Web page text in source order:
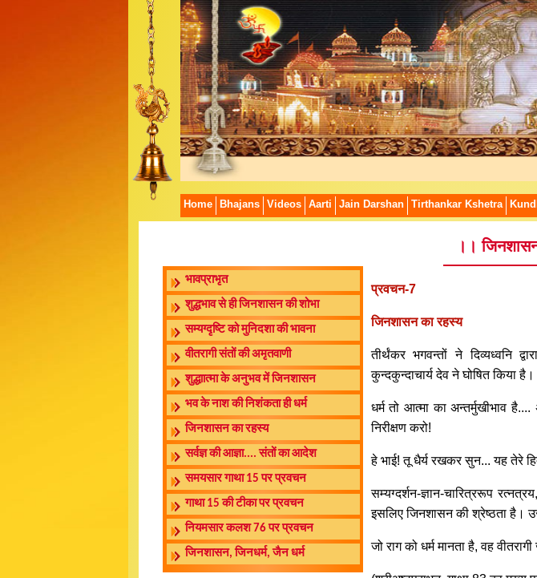
Home Bhajans Videos Aarti Jain Darshan Tirthankar Kshetra
।।
भावप्राभृत
शुद्धभाव से ही जिनशासन की शोभा
सम्यग्दृष्टि को मुनिदशा की भावना
वीतरागी संतों की अमृतवाणी
शुद्धाात्मा के अनुभव में जिनशासन
भव के नाश की निशंकता ही धर्म
जिनशासन का रहस्य
सर्वज्ञ की आज्ञा.... संतों का आदेश
समयसार गाथा 15 पर प्रवचन
गाथा 15 की टीका पर प्रवचन
नियमसार कलश 76 पर प्रवचन
जिनशासन, जिनधर्म, जैन धर्म
प्रवचन-7
जिनशासन का रहस्य
तीर्थंकर भगवन्तों ने दिव्यध्वनि
कुन्दकुन्दाचार्य देव ने घोषित किया है।
धर्म तो आत्मा का अन्तर्मुखीभाव
निरीक्षण करो!
हे भाई! तू धैर्य रखकर सुन... यह तेरे
सम्यग्दर्शन-ज्ञान-चारित्ररूप
इसलिए जिनशासन की श्रेष्ठता है।
जो राग को धर्म मानता है, वह